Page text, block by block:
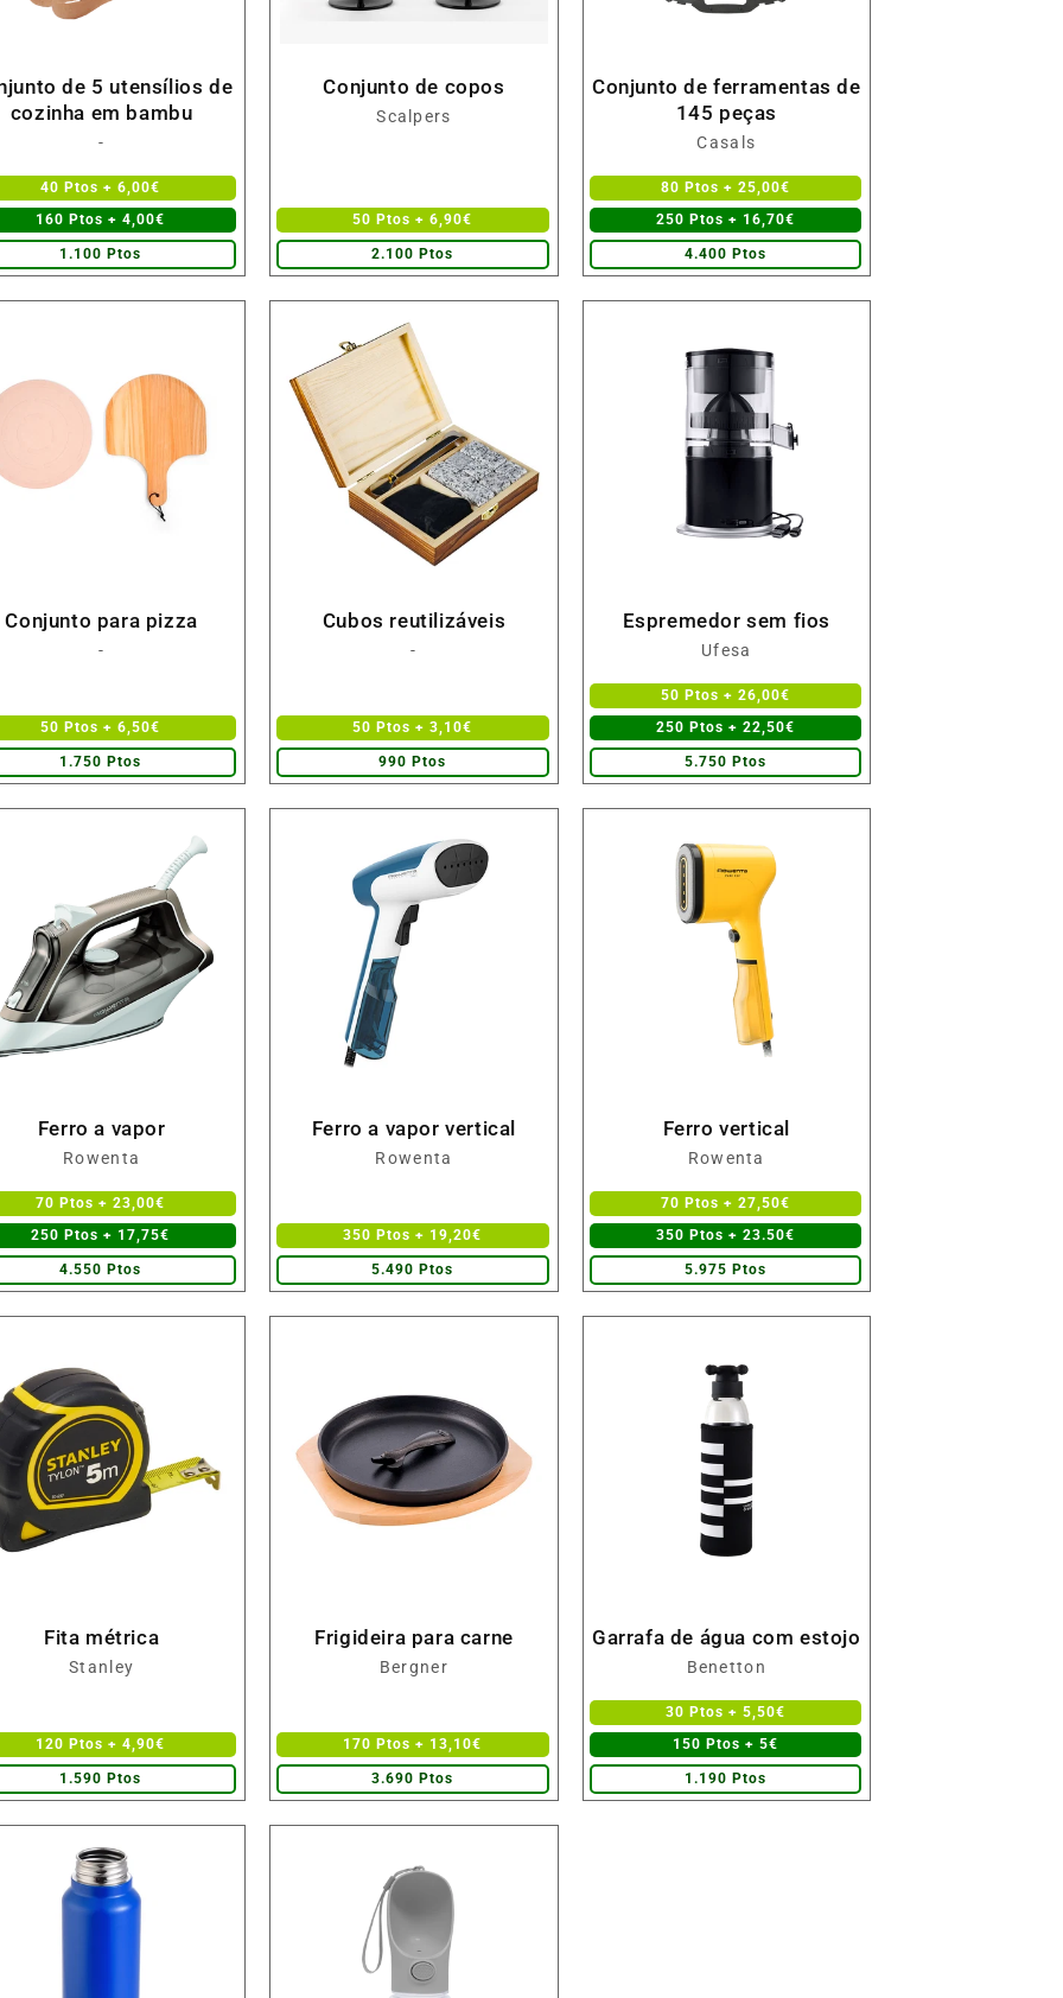
de 5 utensílios de
cozinha em bambu
Fornecedor:
-
40 Ptos + 6,00€
160 Ptos + 4,00€
1.100 Ptos
Conjunto de copos
Fornecedor:
Scalpers
50 Ptos + 6,90€
2.100 Ptos
Conjunto de ferramentas de
145 peças
Fornecedor:
Casals
80 Ptos + 25,00€
250 Ptos + 16,70€
4.400 Ptos
Conjunto para pizza
Fornecedor:
-
50 Ptos + 6,50€
1.750 Ptos
Cubos reutilizáveis
Fornecedor:
-
50 Ptos + 3,10€
990 Ptos
Espremedor sem fios
Fornecedor:
Ufesa
50 Ptos + 26,00€
250 Ptos + 22,50€
5.750 Ptos
Ferro a vapor
Fornecedor:
Rowenta
70 Ptos + 23,00€
250 Ptos + 17,75€
4.550 Ptos
Ferro a vapor vertical
Fornecedor:
Rowenta
350 Ptos + 19,20€
5.490 Ptos
Ferro vertical
Fornecedor:
Rowenta
70 Ptos + 27,50€
350 Ptos + 23.50€
5.975 Ptos
Fita métrica
Fornecedor:
Stanley
120 Ptos + 4,90€
1.590 Ptos
Frigideira para carne
Fornecedor:
Bergner
170 Ptos + 13,10€
3.690 Ptos
Garrafa de água com estojo
Fornecedor:
Benetton
30 Ptos + 5,50€
150 Ptos + 5€
1.190 Ptos